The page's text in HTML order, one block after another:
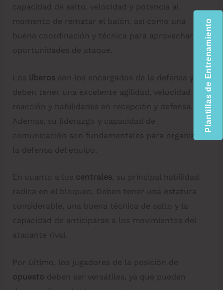
capacidad de salto, velocidad y potencia al
momento de rematar el balón, así como una
buena coordinación y técnica para aprovechar las
oportunidades de ataque.
Los líberosson los encargados de la defensa y
deben tener una excelente agilidad, velocidad de
reacción y habilidades en recepción y defensa.
Además, su liderazgo y capacidad de
comunicación son fundamentales para organizar
la defensa del equipo.
En cuanto a los centrales, su principal habilidad
radica en el bloqueo. Deben tener una estatura
considerable, una buena técnica de salto y la
capacidad de anticiparse a los movimientos del
atacante rival.
Por último, los jugadores de la posición de
opuesto deben ser versátiles, ya que pueden
Plantillas de Entrenamiento